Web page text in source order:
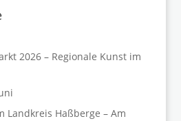
2026 – Regionale Kunst im
Landkreis Haßberge – Am